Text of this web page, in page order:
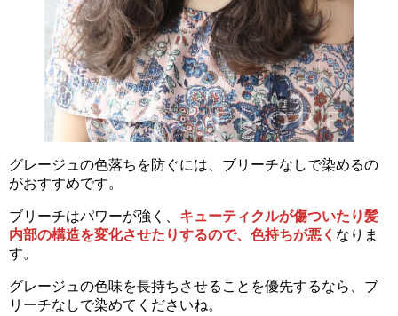
グレージュの色落ちを防ぐには、ブリーチなしで染めるの
がおすすめです。
ブリーチはパワーが強く、 キューティクルが傷ついたり髪
内部の構造を変化させたりするので、色持ちが悪く なりま
す。
グレージュの色味を長持ちさせることを優先するなら、ブ
リーチなしで染めてくださいね。